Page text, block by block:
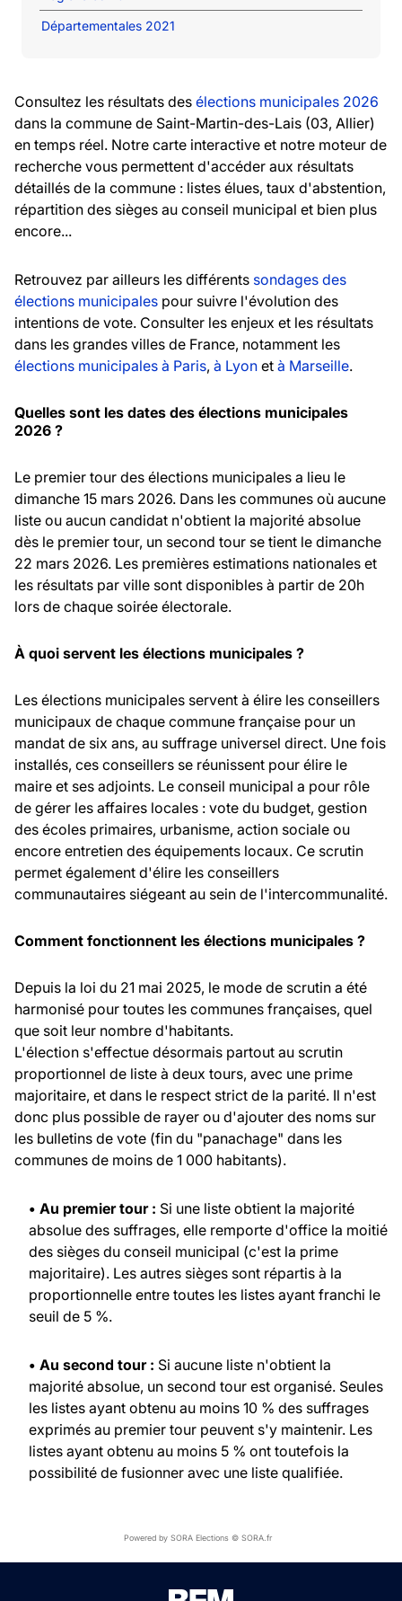
Départementales 2021
Consultez les résultats des élections municipales 2026
dans la commune de Saint-Martin-des-Lais (03, Allier)
en temps réel. Notre carte interactive et notre moteur de
recherche vous permettent d'accéder aux résultats
détaillés de la commune : listes élues, taux d'abstention,
répartition des sièges au conseil municipal et bien plus
encore...
Retrouvez par ailleurs les différents sondages des
élections municipales pour suivre l'évolution des
intentions de vote. Consulter les enjeux et les résultats
dans les grandes villes de France, notamment les
élections municipales à Paris, à Lyon et à Marseille.
Quelles sont les dates des élections municipales
2026 ?
Le premier tour des élections municipales a lieu le
dimanche 15 mars 2026. Dans les communes où aucune
liste ou aucun candidat n'obtient la majorité absolue
dès le premier tour, un second tour se tient le dimanche
22 mars 2026. Les premières estimations nationales et
les résultats par ville sont disponibles à partir de 20h
lors de chaque soirée électorale.
À quoi servent les élections municipales ?
Les élections municipales servent à élire les conseillers
municipaux de chaque commune française pour un
mandat de six ans, au suffrage universel direct. Une fois
installés, ces conseillers se réunissent pour élire le
maire et ses adjoints. Le conseil municipal a pour rôle
de gérer les affaires locales : vote du budget, gestion
des écoles primaires, urbanisme, action sociale ou
encore entretien des équipements locaux. Ce scrutin
permet également d'élire les conseillers
communautaires siégeant au sein de l'intercommunalité.
Comment fonctionnent les élections municipales ?
Depuis la loi du 21 mai 2025, le mode de scrutin a été
harmonisé pour toutes les communes françaises, quel
que soit leur nombre d'habitants.
L'élection s'effectue désormais partout au scrutin
proportionnel de liste à deux tours, avec une prime
majoritaire, et dans le respect strict de la parité. Il n'est
donc plus possible de rayer ou d'ajouter des noms sur
les bulletins de vote (fin du "panachage" dans les
communes de moins de 1 000 habitants).
• Au premier tour : Si une liste obtient la majorité
absolue des suffrages, elle remporte d'office la moitié
des sièges du conseil municipal (c'est la prime
majoritaire). Les autres sièges sont répartis à la
proportionnelle entre toutes les listes ayant franchi le
seuil de 5 %.
• Au second tour : Si aucune liste n'obtient la
majorité absolue, un second tour est organisé. Seules
les listes ayant obtenu au moins 10 % des suffrages
exprimés au premier tour peuvent s'y maintenir. Les
listes ayant obtenu au moins 5 % ont toutefois la
possibilité de fusionner avec une liste qualifiée.
Powered by SORA Elections © SORA.fr